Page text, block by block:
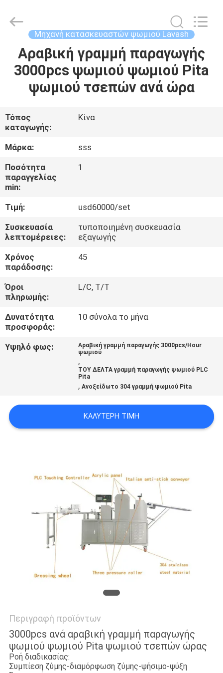
ΣΠΊΤΙ
ΠΡΟΪΌΝΤΑ
ΒΊΝΤΕΟ
ΣΧΕΤΙΚΆ
ΜΕ
ΕΜΆΣ
ΕΠΙΣΚΕΨΉ
ΕΡΓΟΣΤΑΣΊΟΥ
ΈΛΕΓΧΟΣ
ΠΟΙΌΤΗΤΑΣ
ΕΠΙΚΟΙΝΩΝΉΣΤΕ
ΜΑΖΊ
ΜΑΣ
ΠΡΟΣΦΟΡΆ
PRIVACY
Technology
Reserved.
Μηχανή κατασκευαστών ψωμιού Lavash
Αραβική γραμμή παραγωγής
3000pcs ψωμιού ψωμιού Pita
ψωμιού τσεπών ανά ώρα
Τόπος
καταγωγής:
Κίνα
Μάρκα:
sss
Ποσότητα
παραγγελίας
min:
1
Τιμή:
usd60000/set
Συσκευασία
λεπτομέρειες:
τυποποιημένη συσκευασία
εξαγωγής
Χρόνος
παράδοσης:
45
Όροι
πληρωμής:
L/C, T/T
Δυνατότητα
προσφοράς:
10 σύνολα το μήνα
Υψηλό φως:
Αραβική γραμμή παραγωγής 3000pcs/Hour
ψωμιού
,
ΤΟΥ ΔΕΛΤΑ γραμμή παραγωγής ψωμιού PLC
Pita
,Ανοξείδωτο 304 γραμμή ψωμιού Pita
ΚΑΛΎΤΕΡΗ ΤΙΜΉ
Περιγραφή προϊόντων
3000pcs ανά αραβική γραμμή παραγωγής
ψωμιού ψωμιού Pita ψωμιού τσεπών ώρας
Ροή διαδικασίας:
Συμπίεση ζύμης-διαμόρφωση ζύμης-ψήσιμο-ψύξη